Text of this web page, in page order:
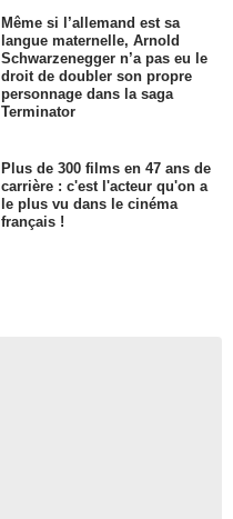
Même si l’allemand est sa
langue maternelle, Arnold
Schwarzenegger n’a pas eu le
droit de doubler son propre
personnage dans la saga
Terminator
Plus de 300 films en 47 ans de
carrière : c'est l'acteur qu'on a
le plus vu dans le cinéma
français !